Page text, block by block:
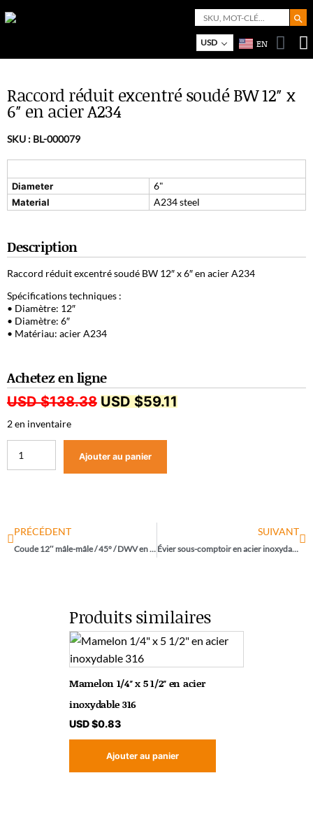
Search
for:
Search
USD EN
Raccord réduit excentré soudé BW 12″ x
6″ en acier A234
SKU : BL-000079
Diameter 6"
Material A234 steel
Description
Raccord réduit excentré soudé BW 12″ x 6″ en acier A234
Spécifications techniques :
• Diamètre: 12″
• Diamètre: 6″
• Matériau: acier A234
Achetez en ligne
USD $138.38 USD $59.11
2 en inventaire
Ajouter au panier
PRÉCÉDENT
Coude 12″ mâle-mâle / 45° / DWV en PVC
SUIVANT
Évier sous-comptoir en acier inoxydable de marque Franke / TCX110-21
Produits similaires
Mamelon 1/4″ x 5 1/2″ en acier
inoxydable 316
USD $0.83
Ajouter au panier